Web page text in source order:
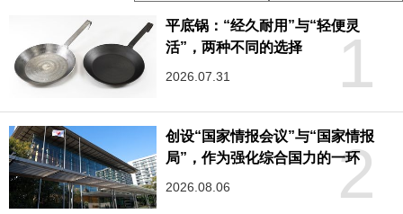
1
平底锅：“经久耐用”与“轻便灵
活”，两种不同的选择
2026.07.31
2
创设“国家情报会议”与“国家情报
局”，作为强化综合国力的一环
2026.08.06